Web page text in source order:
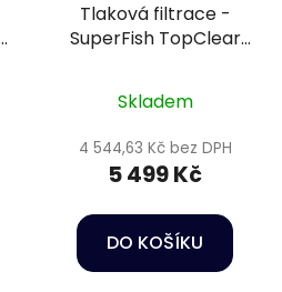
Tlaková filtrace -
SuperFish TopClear
Skladem
4 544,63 Kč bez DPH
5 499 Kč
DO KOŠÍKU